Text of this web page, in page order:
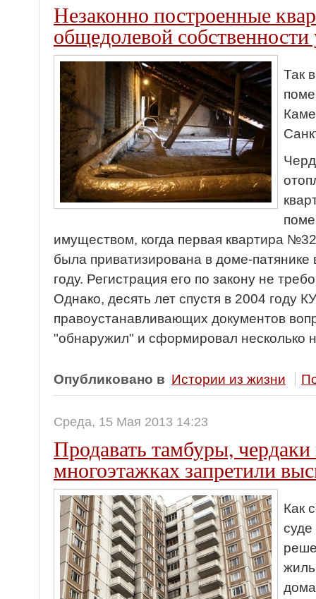
Незаконно построенные
общедолевой
Так
имуществом, когда первая квартира
была приватизирована в доме-патянике
году. Регистрация его по закону не
Однако, десять лет спустя в 2004 году
правоустанавливающих документов
"обнаружил" и сформировал
Опубликовано в Истории из жизни
Среда, 15 Мая 2013 14:23
Продавать тамбуры,
многоэтажках запретили
Как